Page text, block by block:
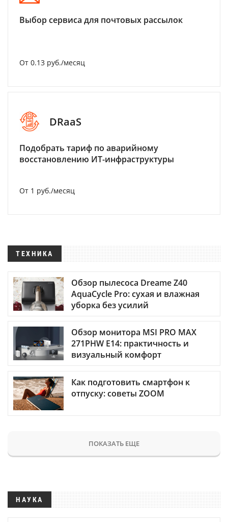
Выбор сервиса для почтовых рассылок
От 0.13 руб./месяц
DRaaS
Подобрать тариф по аварийному
восстановлению ИТ-инфраструктуры
От 1 руб./месяц
ТЕХНИКА
Обзор пылесоса Dreame Z40
AquaCycle Pro: сухая и влажная
уборка без усилий
Обзор монитора MSI PRO MAX
271PHW E14: практичность и
визуальный комфорт
Как подготовить смартфон к
отпуску: советы ZOOM
ПОКАЗАТЬ ЕЩЕ
НАУКА